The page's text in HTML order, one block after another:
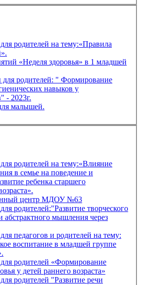
родителей на тему:«Правила
1 младшей
для родителей: " Формирование
навыков у
- 2023г.
малышей.
родителей на тему:«Влияние
в семье на поведение и
ребенка старшего
центр МДОУ №63
абстрактного мышления через
педагогов и родителей на тему:
воспитание в младшей группе
«Формирование
у детей раннего возраста»
родителей "Развитие речи